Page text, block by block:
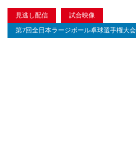
見逃し配信
試合映像
第7回全日本ラージボール卓球選手権大会